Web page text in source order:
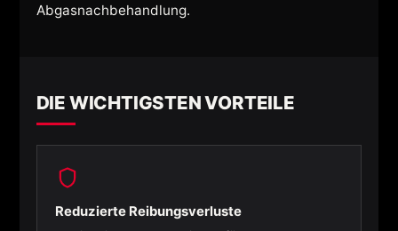
Abgasnachbehandlung.
DIE WICHTIGSTEN VORTEILE
Reduzierte Reibungsverluste